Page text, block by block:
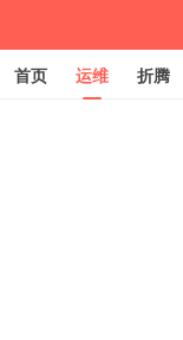
首页 运维 折腾